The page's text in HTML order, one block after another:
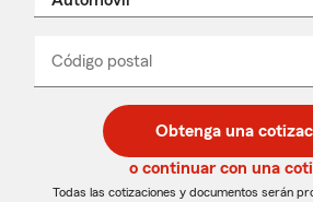
desplegable
Código postal
de
5
dígitos
de
5
dígitos
_____
Obtenga una
o continuar con una
Todas las cotizaciones y documentos serán